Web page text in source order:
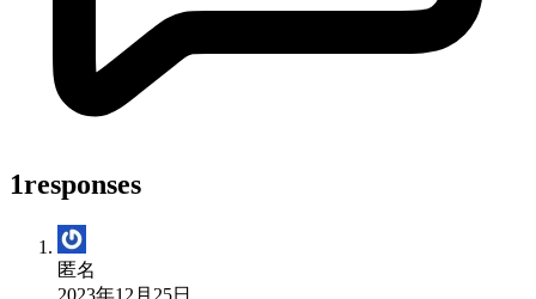
1responses
匿名